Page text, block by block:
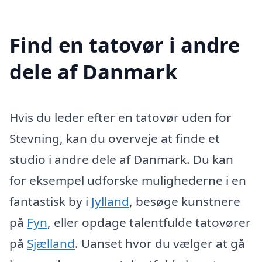
Find en tatovør i andre
dele af Danmark
Hvis du leder efter en tatovør uden for
Stevning, kan du overveje at finde et
studio i andre dele af Danmark. Du kan
for eksempel udforske mulighederne i en
fantastisk by i Jylland, besøge kunstnere
på Fyn, eller opdage talentfulde tatovører
på Sjælland. Uanset hvor du vælger at gå